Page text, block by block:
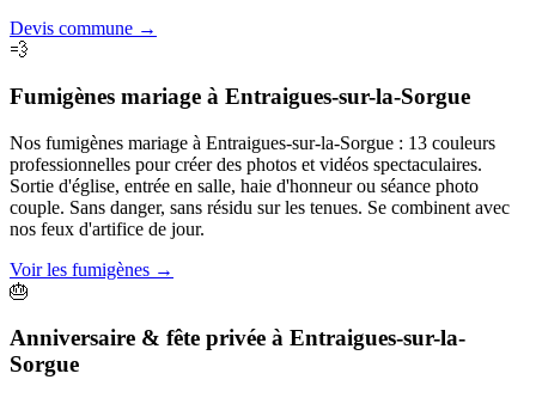
Devis commune →
💨
Fumigènes mariage à Entraigues-sur-la-Sorgue
Nos fumigènes mariage à Entraigues-sur-la-Sorgue : 13 couleurs
professionnelles pour créer des photos et vidéos spectaculaires.
Sortie d'église, entrée en salle, haie d'honneur ou séance photo
couple. Sans danger, sans résidu sur les tenues. Se combinent avec
nos feux d'artifice de jour.
Voir les fumigènes →
🎂
Anniversaire & fête privée à Entraigues-sur-la-
Sorgue